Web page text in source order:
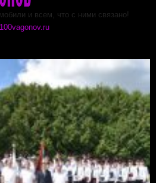
и всем, что с ними связано!